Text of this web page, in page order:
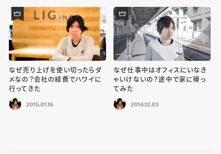
なぜ売り上げを使い切ったらダ
メなの？会社の経費でハワイに
行ってきた
2015.01.16
なぜ仕事中はオフィスにいなき
ゃいけないの？途中で家に帰っ
てみた
2014.12.03